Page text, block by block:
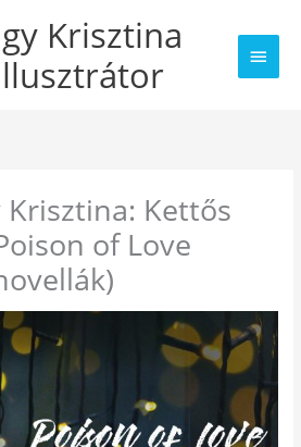
Krisztina
Main
Krisztina: Kettős
of Love